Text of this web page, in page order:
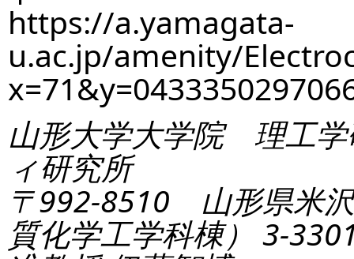
https://a.yamagata-
u.ac.jp/amenity/
山形大学大学院 理工学
ィ研究所
〒992-8510 山形県米
質化学工学科棟） 3-